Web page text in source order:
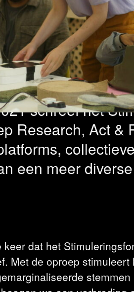
schreef het
Research, Act &
een meer
keer dat het
Met de oproep